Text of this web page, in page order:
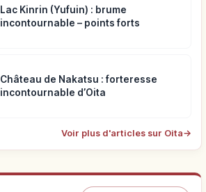
Lac Kinrin (Yufuin) : brume
incontournable – points forts
Château de Nakatsu : forteresse
incontournable d’Oita
Voir plus d'articles sur Oita→